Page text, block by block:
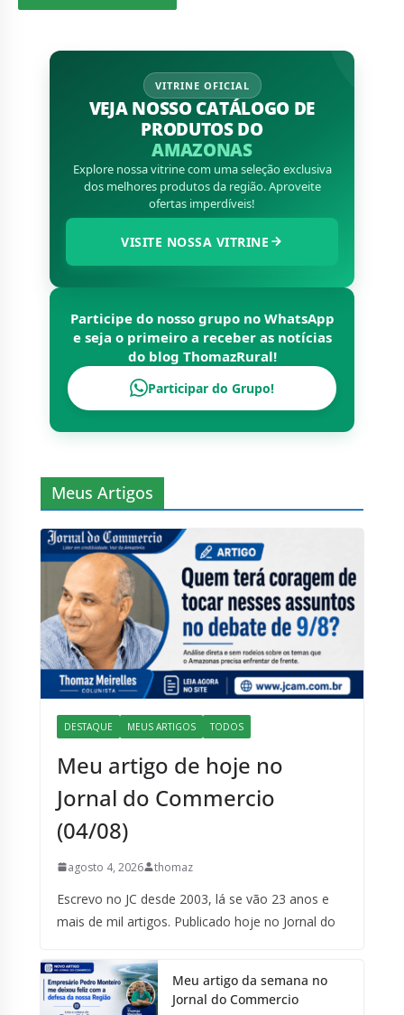
VITRINE OFICIAL
VEJA NOSSO CATÁLOGO DE
PRODUTOS DO
AMAZONAS
Explore nossa vitrine com uma seleção exclusiva
dos melhores produtos da região. Aproveite
ofertas imperdíveis!
VISITE NOSSA VITRINE
Participe do nosso grupo no WhatsApp
e seja o primeiro a receber as notícias
do blog ThomazRural!
Participar do Grupo!
Meus Artigos
DESTAQUE MEUS ARTIGOS TODOS
Meu artigo de hoje no
Jornal do Commercio
(04/08)
agosto 4, 2026 thomaz
Escrevo no JC desde 2003, lá se vão 23 anos e
mais de mil artigos. Publicado hoje no Jornal do
Meu artigo da semana no
Jornal do Commercio